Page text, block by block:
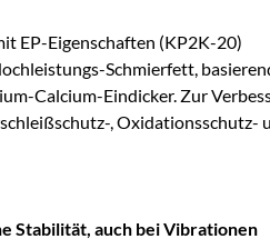
EP-Eigenschaften (KP2K-20)
Schmierfett,
Calcium-Eindicker. Zur
, Oxidationsschutz-
Stabilität, auch bei Vibrationen